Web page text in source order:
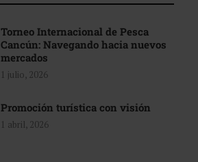
Torneo Internacional de Pesca
Cancún: Navegando hacia nuevos
mercados
1 julio, 2026
Promoción turística con visión
1 abril, 2026